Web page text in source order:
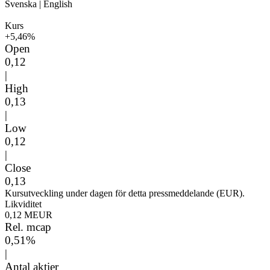
Svenska | English
Kurs
+5,46%
Open
0,12
|
High
0,13
|
Low
0,12
|
Close
0,13
Kursutveckling under dagen för detta pressmeddelande (EUR).
Likviditet
0,12 MEUR
Rel. mcap
0,51%
|
Antal aktier